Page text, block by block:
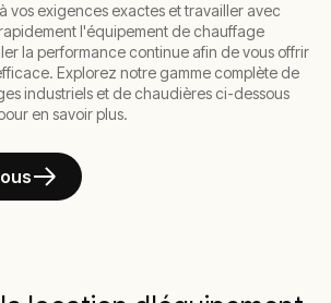
vos exigences exactes et travailler avec
l'équipement de chauffage
la performance continue afin de vous offrir
Explorez notre gamme complète de
industriels et de chaudières ci-dessous
en savoir plus.